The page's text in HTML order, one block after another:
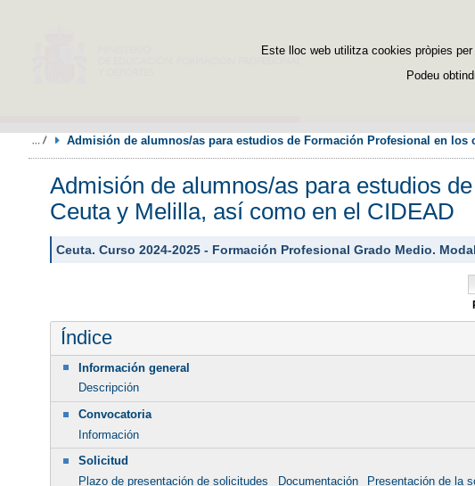
Este lloc web utilitza cookies pròpies
Podeu
Admisión de alumnos/as para estudios de Formación Profesional en
Admisión de alumnos/as para estudios
Ceuta y Melilla, así como en el CIDEAD
Ceuta. Curso 2024-2025 - Formación Profesional Grado Medio.
Índice
Información general
Descripción
Convocatoria
Información
Solicitud
Plazo de presentación de solicitudes
Documentación
Presentación de la